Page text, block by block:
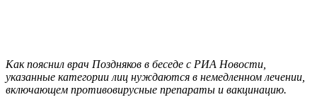
Как пояснил врач Поздняков в беседе с РИА Новости,
указанные категории лиц нуждаются в немедленном лечении,
включающем противовирусные препараты и вакцинацию.